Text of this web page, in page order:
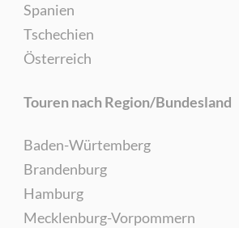
Spanien
Tschechien
Österreich
Touren nach Region/Bundesland
Baden-Würtemberg
Brandenburg
Hamburg
Mecklenburg-Vorpommern